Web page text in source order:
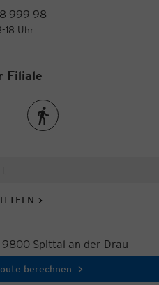
999 98
18 Uhr
Filiale
per ZugRoute zu Fuß
9800 Spittal an der Drau
berechnen